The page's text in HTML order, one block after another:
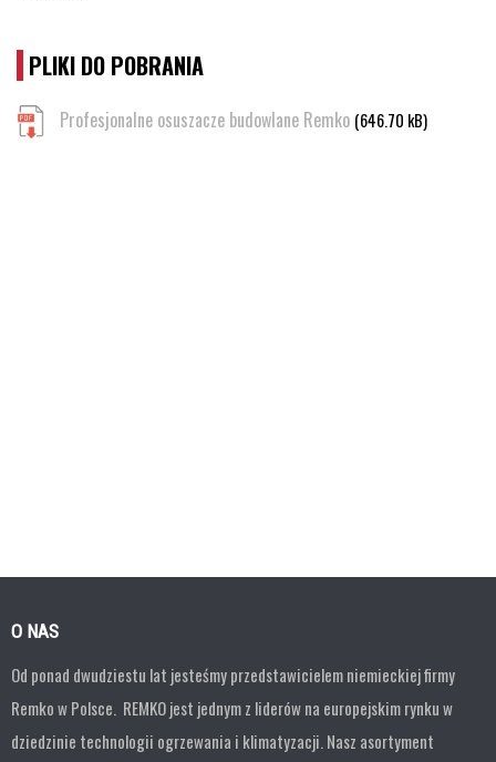
PLIKI DO POBRANIA
Profesjonalne osuszacze budowlane Remko (646.70 kB)
O NAS
Od ponad dwudziestu lat jesteśmy przedstawicielem niemieckiej firmy
Remko w Polsce. REMKO jest jednym z liderów na europejskim rynku w
dziedzinie technologii ogrzewania i klimatyzacji. Nasz asortyment